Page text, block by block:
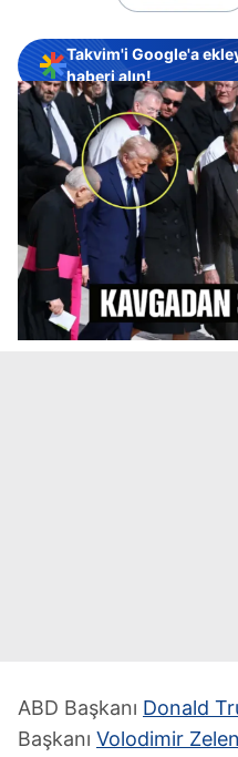
Takvim'i Google'a
haberi alın!
ABD Başkanı Donald
Başkanı Volodimir